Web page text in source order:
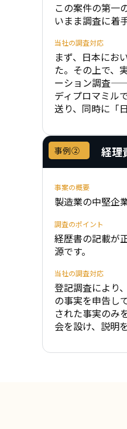
この案件の第一
いまま調査に着
当社の調査対応
まず、日本にお
た。その上で、
ーション調査——
ディプロマミル
送り、同時に「
事例② 経理
事案の概要
製造業の中堅企
調査のポイント
経歴書の記載が
源です。
当社の調査対応
登記調査により
の事実を申告し
された事実のみ
会を設け、説明